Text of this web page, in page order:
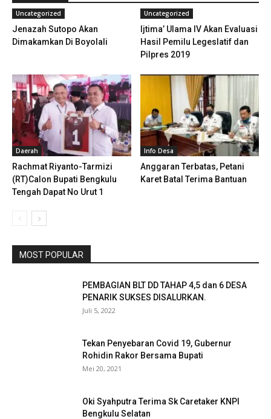
Uncategorized
Jenazah Sutopo Akan
Dimakamkan Di Boyolali
Uncategorized
Ijtima’ Ulama IV Akan Evaluasi
Hasil Pemilu Legeslatif dan
Pilpres 2019
Daerah
Rachmat Riyanto-Tarmizi
(RT)Calon Bupati Bengkulu
Tengah Dapat No Urut 1
Info Desa
Anggaran Terbatas, Petani
Karet Batal Terima Bantuan
MOST POPULAR
PEMBAGIAN BLT DD TAHAP 4,5 dan 6 DESA
PENARIK SUKSES DISALURKAN.
Juli 5, 2022
Tekan Penyebaran Covid 19, Gubernur
Rohidin Rakor Bersama Bupati
Mei 20, 2021
Oki Syahputra Terima Sk Caretaker KNPI
Bengkulu Selatan